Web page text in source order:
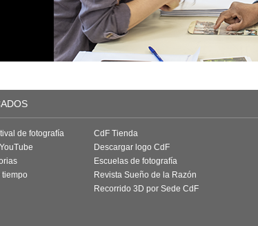
de fotografía
tiempo
CdF Tienda
Descargar logo CdF
Escuelas de fotografía
Revista Sueño de la Razón
Recorrido 3D por Sede CdF